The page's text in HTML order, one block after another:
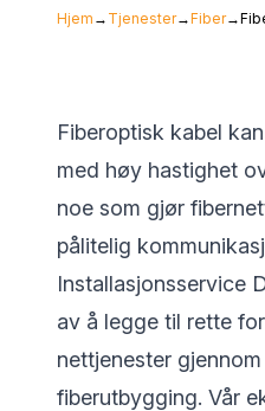
Hjem → Tjenester→Fiber→
Fiberoptisk kabel
med høy hastighet
noe som gjør
pålitelig
Installasjonsservice
av å legge til rette
nettjenester
fiberutbygging. Vår